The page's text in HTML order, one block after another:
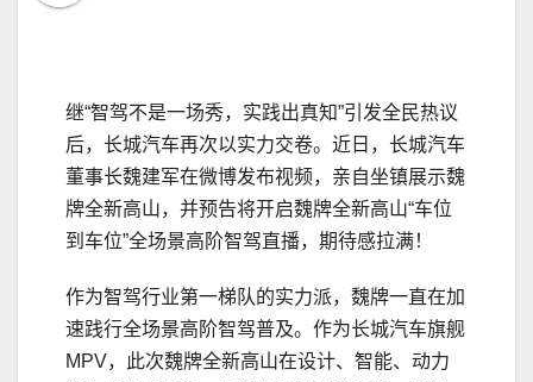
继“智驾不是一场秀，实践出真知”引发全民热议
后，长城汽车再次以实力交卷。近日，长城汽车
董事长魏建军在微博发布视频，亲自坐镇展示魏
牌全新高山，并预告将开启魏牌全新高山“车位
到车位”全场景高阶智驾直播，期待感拉满！
作为智驾行业第一梯队的实力派，魏牌一直在加
速践行全场景高阶智驾普及。作为长城汽车旗舰
MPV，此次魏牌全新高山在设计、智能、动力